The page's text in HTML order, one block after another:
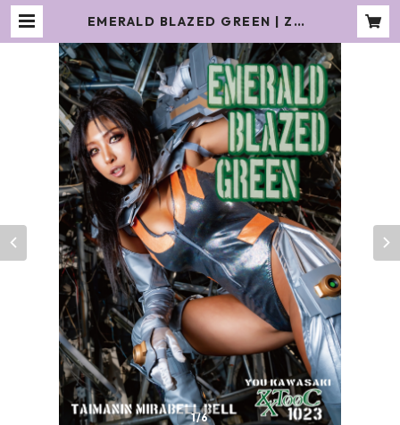
EMERALD BLAZED GREEN | ZXT
1/6